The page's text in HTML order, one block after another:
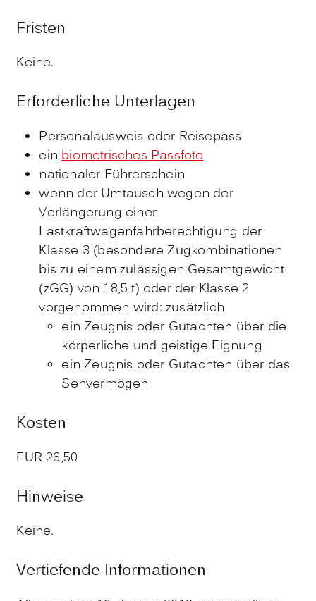
Fristen
Keine.
Erforderliche Unterlagen
Personalausweis oder Reisepass
einbiometrisches Passfoto
nationaler Führerschein
wenn der Umtausch wegen der
Verlängerung einer
Lastkraftwagenfahrberechtigung der
Klasse 3 (besondere Zugkombinationen
bis zu einem zulässigen Gesamtgewicht
(zGG) von 18,5 t) oder der Klasse 2
vorgenommen wird: zusätzlich
ein Zeugnis oder Gutachten über die
körperliche und geistige Eignung
ein Zeugnis oder Gutachten über das
Sehvermögen
Kosten
EUR 26,50
Hinweise
Keine.
Vertiefende Informationen